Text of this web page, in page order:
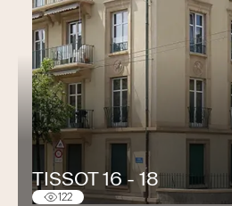
TISSOT 16 - 18
122